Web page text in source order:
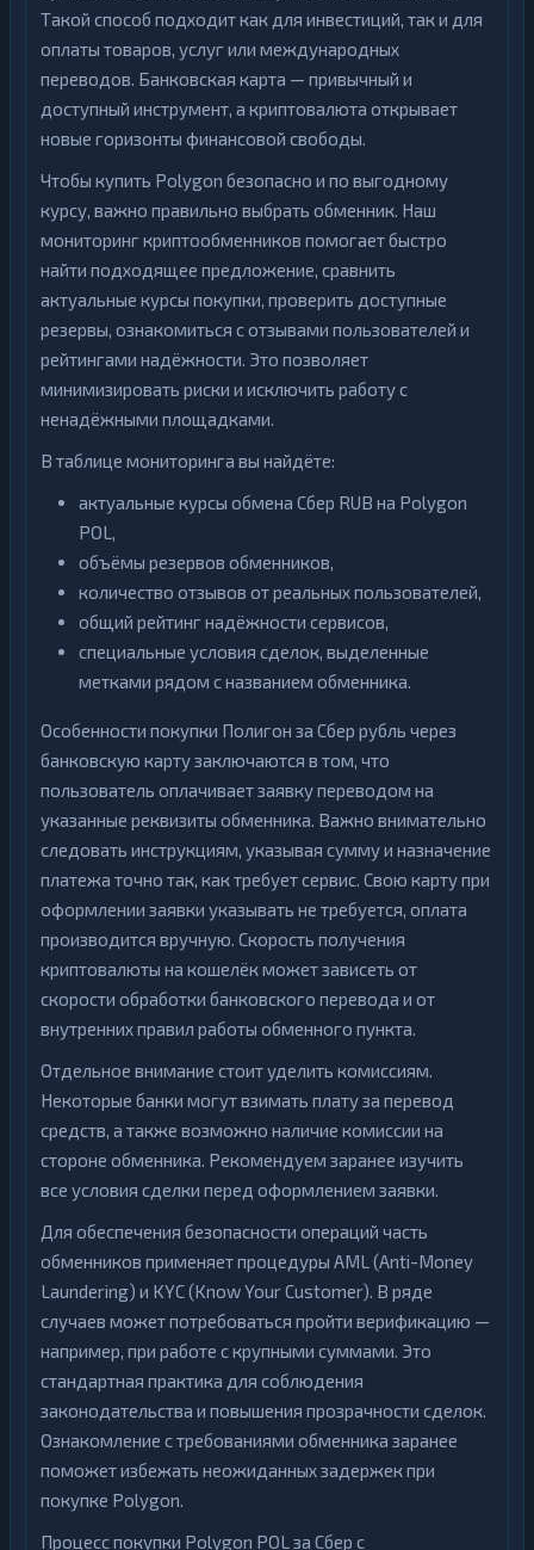
Такой способ подходит как для инвестиций, так и для
оплаты товаров, услуг или международных
переводов. Банковская карта — привычный и
доступный инструмент, а криптовалюта открывает
новые горизонты финансовой свободы.
Чтобы купить Polygon безопасно и по выгодному
курсу, важно правильно выбрать обменник. Наш
мониторинг криптообменников помогает быстро
найти подходящее предложение, сравнить
актуальные курсы покупки, проверить доступные
резервы, ознакомиться с отзывами пользователей и
рейтингами надёжности. Это позволяет
минимизировать риски и исключить работу с
ненадёжными площадками.
В таблице мониторинга вы найдёте:
актуальные курсы обмена Сбер RUB на Polygon
POL,
объёмы резервов обменников,
количество отзывов от реальных пользователей,
общий рейтинг надёжности сервисов,
специальные условия сделок, выделенные
метками рядом с названием обменника.
Особенности покупки Полигон за Сбер рубль через
банковскую карту заключаются в том, что
пользователь оплачивает заявку переводом на
указанные реквизиты обменника. Важно внимательно
следовать инструкциям, указывая сумму и назначение
платежа точно так, как требует сервис. Свою карту при
оформлении заявки указывать не требуется, оплата
производится вручную. Скорость получения
криптовалюты на кошелёк может зависеть от
скорости обработки банковского перевода и от
внутренних правил работы обменного пункта.
Отдельное внимание стоит уделить комиссиям.
Некоторые банки могут взимать плату за перевод
средств, а также возможно наличие комиссии на
стороне обменника. Рекомендуем заранее изучить
все условия сделки перед оформлением заявки.
Для обеспечения безопасности операций часть
обменников применяет процедуры AML (Anti-Money
Laundering) и KYC (Know Your Customer). В ряде
случаев может потребоваться пройти верификацию —
например, при работе с крупными суммами. Это
стандартная практика для соблюдения
законодательства и повышения прозрачности сделок.
Ознакомление с требованиями обменника заранее
поможет избежать неожиданных задержек при
покупке Polygon.
Процесс покупки Polygon POL за Сбер с